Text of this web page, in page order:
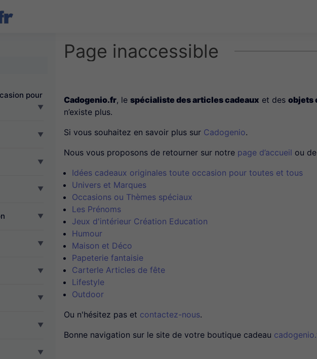
Cadogenio.fr
pour
Page inaccessible
Cadogenio.fr, le spécialiste des articles cadeaux et des objets
n’existe plus.
Si vous souhaitez en savoir plus sur Cadogenio.
Nous vous proposons de retourner sur notre page d’accueil ou
Idées cadeaux originales toute occasion pour toutes et tous
Univers et Marques
Occasions ou Thèmes spéciaux
Les Prénoms
Jeux d'intérieur Création Education
Humour
Maison et Déco
Papeterie fantaisie
CarterIe Articles de fête
Lifestyle
Outdoor
Ou n'hésitez pas et contactez-nous.
Bonne navigation sur le site de votre boutique cadeau